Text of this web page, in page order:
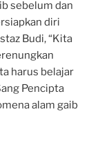
sebelum dan
diri
Budi, “Kita
harus belajar
Pencipta
alam gaib